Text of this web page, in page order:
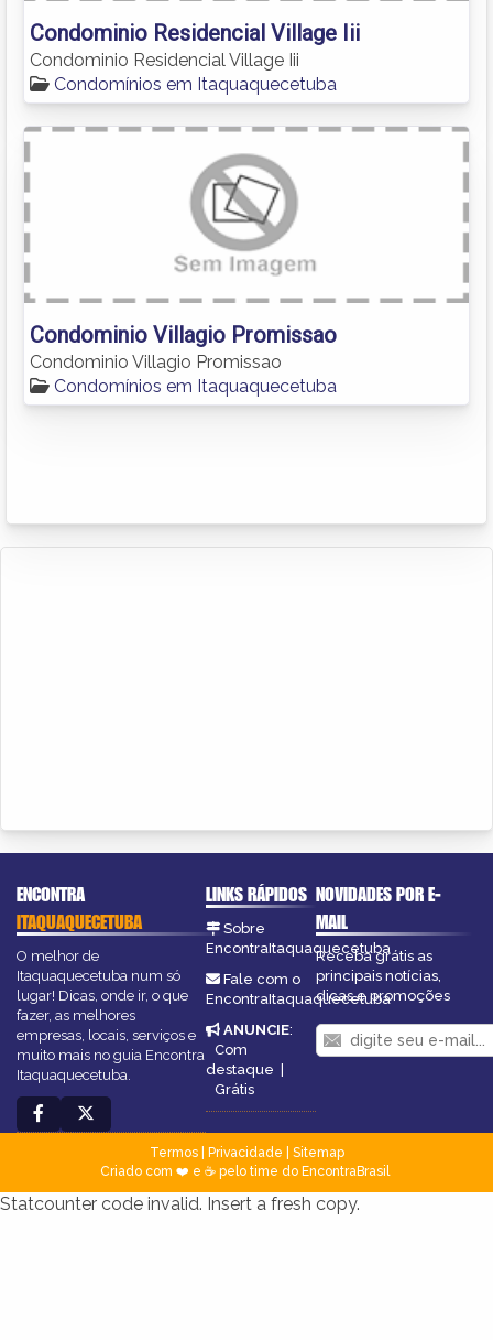
Condominio Residencial Village Iii
Condominio Residencial Village Iii
Condomínios em Itaquaquecetuba
Condominio Villagio Promissao
Condominio Villagio Promissao
Condomínios em Itaquaquecetuba
ENCONTRA
ITAQUAQUECETUBA
O melhor de
Itaquaquecetuba num só
lugar! Dicas, onde ir, o que
fazer, as melhores
empresas, locais, serviços e
muito mais no guia Encontra
Itaquaquecetuba.
LINKS RÁPIDOS
Sobre
EncontraItaquaquecetuba
Fale com o
EncontraItaquaquecetuba
ANUNCIE:
Com
destaque |
Grátis
NOVIDADES POR E-
MAIL
Receba grátis as
principais notícias,
dicas e promoções
Termos| Privacidade
Sitemap
Criado com ❤️ e ☕ pelo time do EncontraBrasil
Statcounter code invalid. Insert a fresh copy.